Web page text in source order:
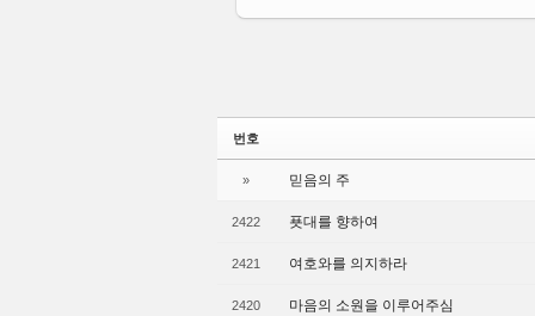
번호
» 믿음의 주
2422 푯대를 향하여
2421 여호와를 의지하라
2420 마음의 소원을 이루어주심